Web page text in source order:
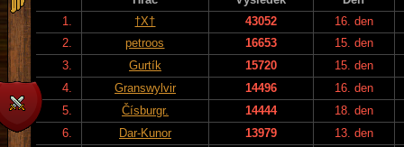
1.
†X† 43052
16. den
2.
petroos 16653
15. den
3.
Gurtík 15720
15. den
4.
Granswylvir 14496
16. den
5.
Čísburgr. 14444
18. den
6.
Dar-Kunor 13979
13. den